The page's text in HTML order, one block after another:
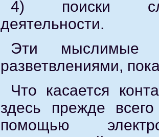
4) поиски
деятельности.
Эти мыслимые
разветвлениями,
Что касается
здесь прежде
помощью